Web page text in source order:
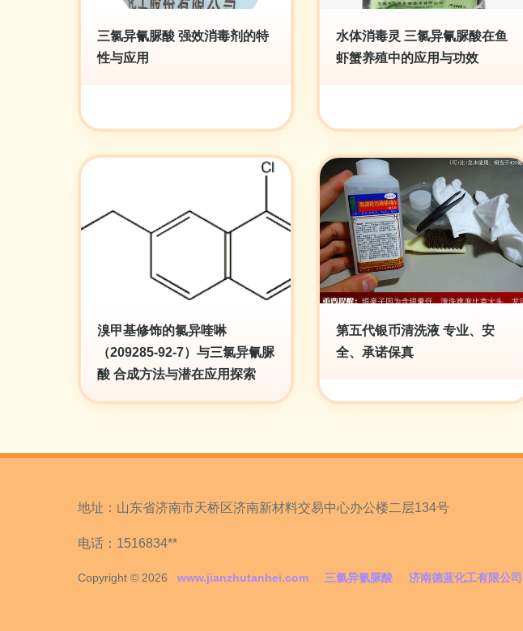
三氯异氰脲酸 强效消毒剂的特
性与应用
水体消毒灵 三氯异氰脲酸在鱼
虾蟹养殖中的应用与功效
溴甲基修饰的氯异喹啉
（209285-92-7）与三氯异氰脲
酸 合成方法与潜在应用探索
第五代银币清洗液 专业、安
全、承诺保真
地址：山东省济南市天桥区济南新材料交易中心办公楼二层134号
电话：1516834**
Copyright © 2026 www.jianzhutanhei.com 三氯异氰脲酸 济南德蓝化工有限公司